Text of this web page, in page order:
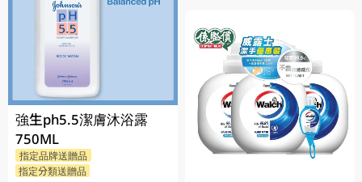
強生ph5.5潔膚沐浴露
750ML
指定品牌送贈品
指定分類送贈品